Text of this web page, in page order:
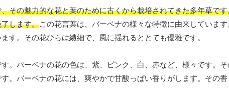
その魅力的な花と葉のために古くから栽培されてきた多年草で
します。この花言葉は、バーベナの様々な特徴に由来していま
す。その花びらは繊細で、風に揺れるととても優雅です。
。バーベナの花の色は、紫、ピンク、白、赤など、様々です。
。バーベナの花には、爽やかで甘酸っぱい香りがします。その